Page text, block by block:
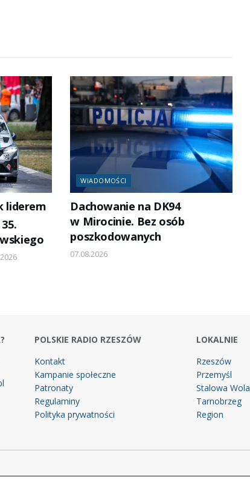
liderem
WIADOMOŚCI
Dachowanie na DK94
w Mirocinie. Bez osób
poszkodowanych
07.08.2026
POLSKIE RADIO RZESZÓW
Kontakt
Kampanie społeczne
Patronaty
Regulaminy
Polityka prywatności
LOKALNIE
Rzeszów
Przemyśl
Stalowa Wola
Tarnobrzeg
Region